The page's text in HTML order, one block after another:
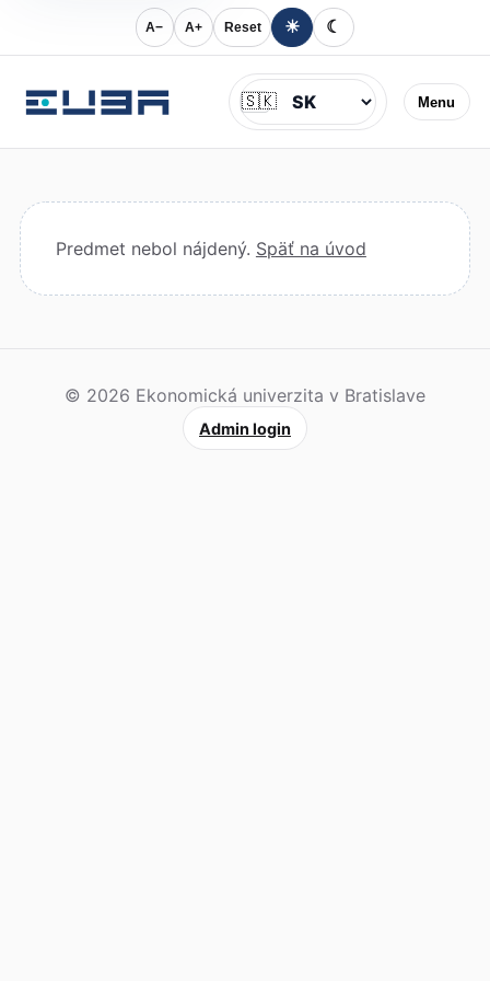
A− A+ Reset ☀ ☾
Menu
Jazyk
🇸🇰
Predmet nebol nájdený. Späť na úvod
© 2026 Ekonomická univerzita v Bratislave
Admin login